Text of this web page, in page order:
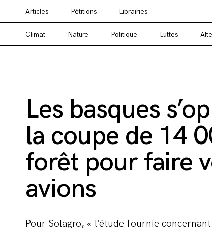
Vous cherchez un média alternatif ? Un
Articles Pétitions Librairies
Climat Nature Politique Luttes
Les basques
la coupe de 14
forêt pour faire
avions
Pour Solagro, « l’étude fournie